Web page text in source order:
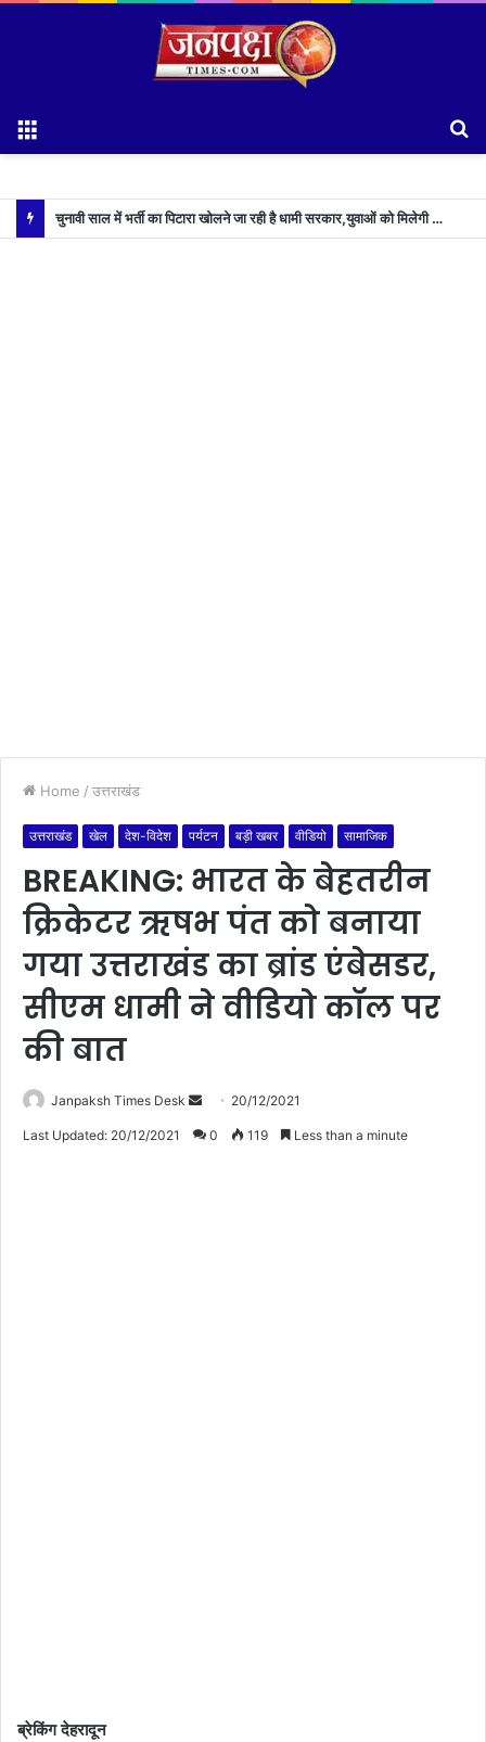
चुनावी साल में भर्ती का पिटारा खोलने जा रही है धामी सरकार,युवाओं को मिलेगी 34 हजार रिकॉर्ड भर्तियों की सौगात
Home / उत्तराखंड
उत्तराखंड खेल देश-विदेश पर्यटन बड़ी खबर वीडियो सामाजिक
BREAKING: भारत के बेहतरीन
क्रिकेटर ऋषभ पंत को बनाया
गया उत्तराखंड का ब्रांड एंबेसडर,
सीएम धामी ने वीडियो कॉल पर
की बात
Janpaksh Times Desk
e
20/12/2021
Last Updated: 20/12/2021 0 119 Less than a minute
ब्रेकिंग देहरादून